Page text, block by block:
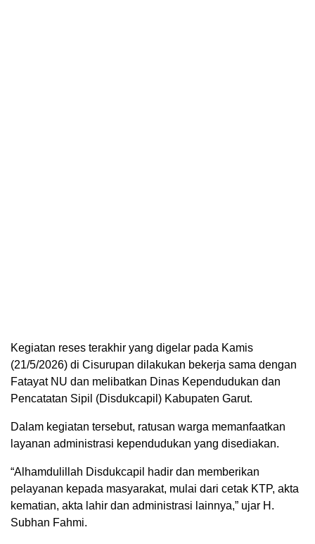
Kegiatan reses terakhir yang digelar pada Kamis
(21/5/2026) di Cisurupan dilakukan bekerja sama dengan
Fatayat NU dan melibatkan Dinas Kependudukan dan
Pencatatan Sipil (Disdukcapil) Kabupaten Garut.
Dalam kegiatan tersebut, ratusan warga memanfaatkan
layanan administrasi kependudukan yang disediakan.
“Alhamdulillah Disdukcapil hadir dan memberikan
pelayanan kepada masyarakat, mulai dari cetak KTP, akta
kematian, akta lahir dan administrasi lainnya,” ujar H.
Subhan Fahmi.